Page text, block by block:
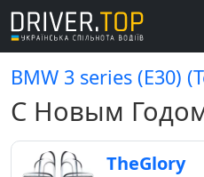
BMW 3 series (E30)
С Новым
TheGlory